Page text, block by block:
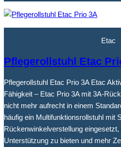
Etac
Pflegerollstuhl Etac
Pflegerollstuhl Etac Prio 3A Etac
Fähigkeit – Etac Prio 3A mit 3A-
nicht mehr aufrecht in einem
häufig ein Multifunktionsrollstuhl mit
Rückenwinkelverstellung
Unterstützung zu bieten und mehr